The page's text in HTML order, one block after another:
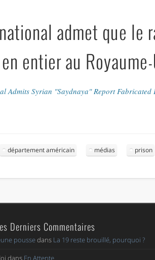
admet que le
entier au
Admits Syrian "Saydnaya" Report
département américain médias prison
Derniers Commentaires
poussedans La 19 reste brouillé, pourquoi ?
dans En Attente..